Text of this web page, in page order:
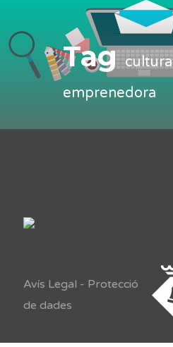
Tagcultura
emprenedora
Avís Legal - Protecció
de dades